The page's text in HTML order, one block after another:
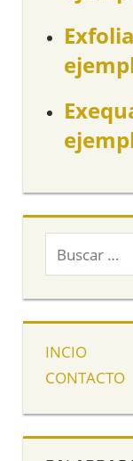
INCIO
CONTACTO